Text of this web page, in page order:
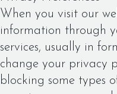
When you visit our
information through
services, usually in
change your privacy
blocking some types